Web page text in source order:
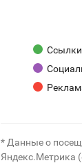
Ссылки
* Данные о
Яндекс.Метрика